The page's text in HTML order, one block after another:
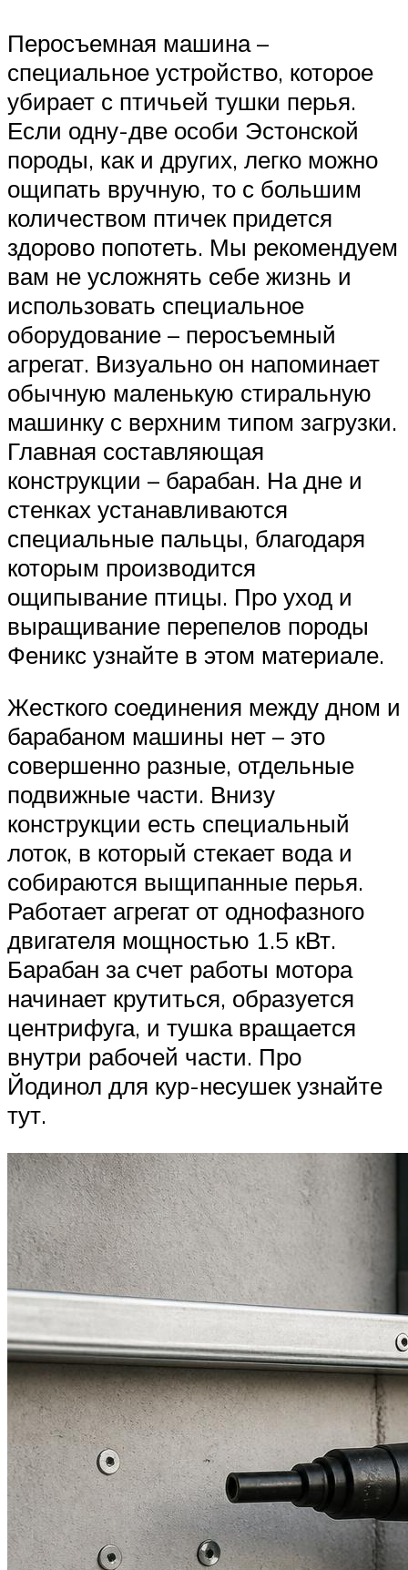
Перосъемная машина –
специальное устройство, которое
убирает с птичьей тушки перья.
Если одну-две особи Эстонской
породы, как и других, легко можно
ощипать вручную, то с большим
количеством птичек придется
здорово попотеть. Мы рекомендуем
вам не усложнять себе жизнь и
использовать специальное
оборудование – перосъемный
агрегат. Визуально он напоминает
обычную маленькую стиральную
машинку с верхним типом загрузки.
Главная составляющая
конструкции – барабан. На дне и
стенках устанавливаются
специальные пальцы, благодаря
которым производится
ощипывание птицы. Про уход и
выращивание перепелов породы
Феникс узнайте в этом материале.
Жесткого соединения между дном и
барабаном машины нет – это
совершенно разные, отдельные
подвижные части. Внизу
конструкции есть специальный
лоток, в который стекает вода и
собираются выщипанные перья.
Работает агрегат от однофазного
двигателя мощностью 1.5 кВт.
Барабан за счет работы мотора
начинает крутиться, образуется
центрифуга, и тушка вращается
внутри рабочей части. Про
Йодинол для кур-несушек узнайте
тут.